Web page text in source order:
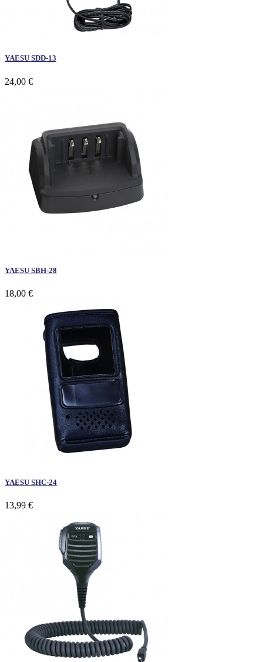
YAESU SDD-13
24,00 €
YAESU SBH-28
18,00 €
YAESU SHC-24
13,99 €